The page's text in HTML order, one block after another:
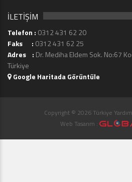
İLETİŞİM
Telefon : 0312 431 62 20
Faks : 0312 431 62 25
Adres : Dr. Mediha Eldem Sok. No:67
Türkiye
Google Haritada Görüntüle
Copyright © 2026 Türkiye
Web Tasarım :